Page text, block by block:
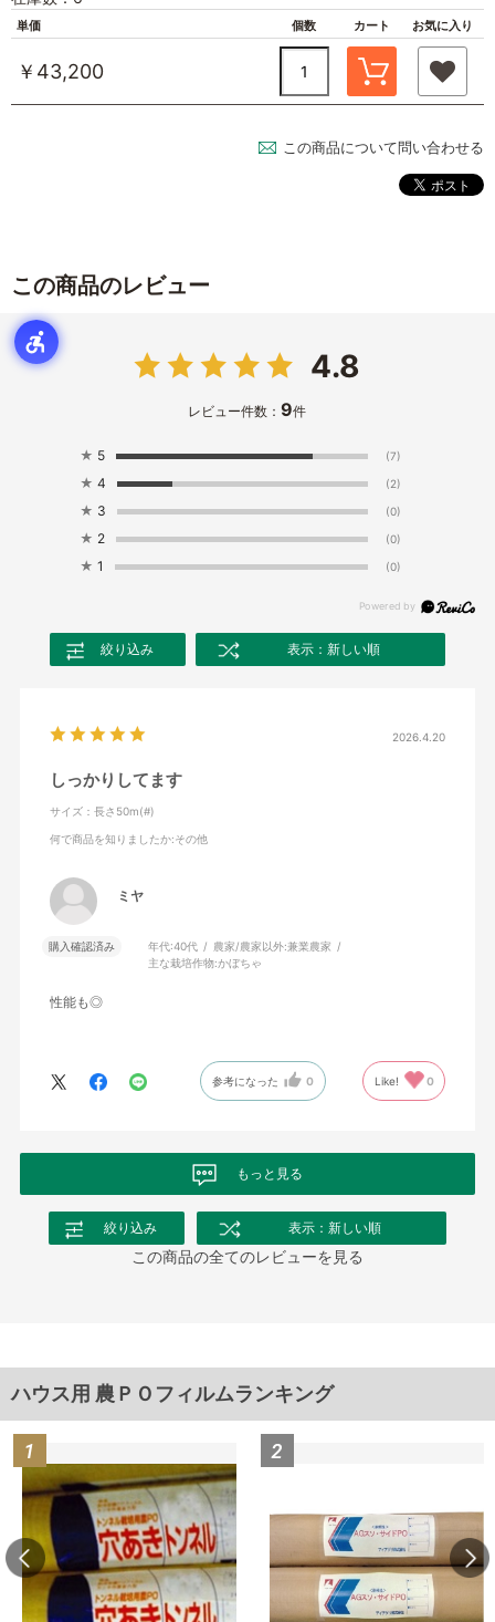
単価 個数 カート お気に入り
￥43,200
この商品について問い合わせる
この商品のレビュー
4.8
レビュー件数：9件
★ 5 (7)
★ 4 (2)
★ 3 (0)
★ 2 (0)
★ 1 (0)
絞り込み 表示：新しい順
2026.4.20
しっかりしてます
サイズ：長さ50m(#)
何で商品を知りましたか:その他
ミヤ
購入確認済み 年代:40代 農家/農家以外:兼業農家
主な栽培作物:かぼちゃ
性能も◎
参考になった 0 Like! 0
もっと見る
絞り込み 表示：新しい順
この商品の全てのレビューを見る
ハウス用 農ＰＯフィルムランキング